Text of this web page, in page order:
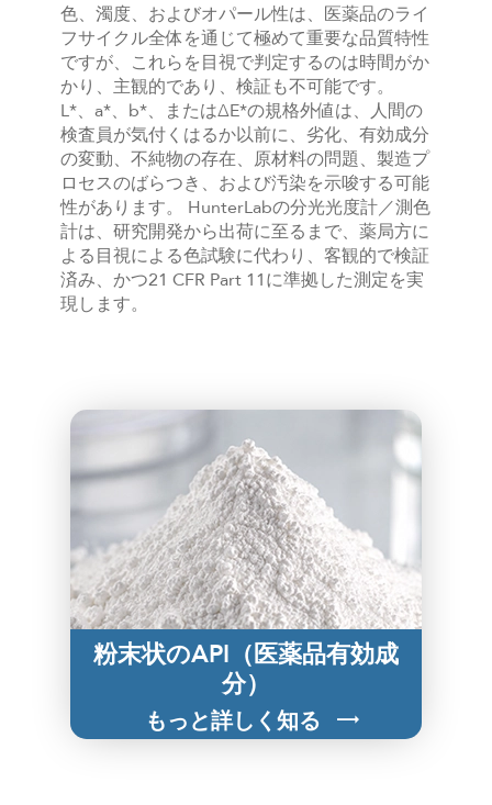
色、濁度、およびオパール性は、医薬品のライ
フサイクル全体を通じて極めて重要な品質特性
ですが、これらを目視で判定するのは時間がか
かり、主観的であり、検証も不可能です。
L*、a*、b*、またはΔE*の規格外値は、人間の
検査員が気付くはるか以前に、劣化、有効成分
の変動、不純物の存在、原材料の問題、製造プ
ロセスのばらつき、および汚染を示唆する可能
性があります。 HunterLabの分光光度計／測色
計は、研究開発から出荷に至るまで、薬局方に
よる目視による色試験に代わり、客観的で検証
済み、かつ21 CFR Part 11に準拠した測定を実
現します。
粉末状のAPI（医薬品有効成
分）
もっと詳しく知る